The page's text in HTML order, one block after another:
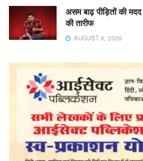
असम बाढ़ पीड़ितों की
की तारीफ
AUGUST 8, 2026